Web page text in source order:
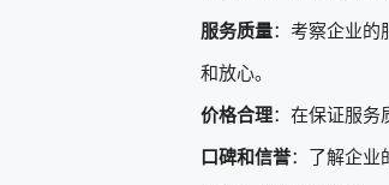
服务质量：考察企业的
和放心。
价格合理：在保证服务
口碑和信誉：了解企业